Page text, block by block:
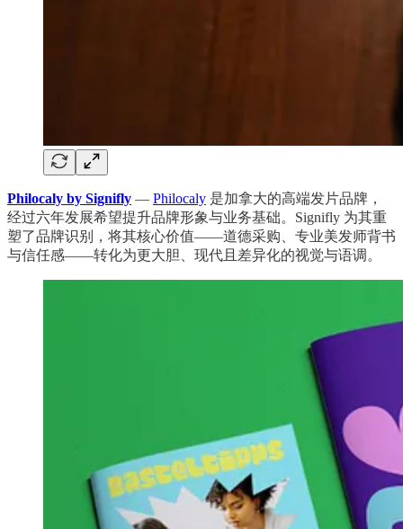
Philocaly by Signifly — Philocaly 是加拿大的高端发片品牌，
经过六年发展希望提升品牌形象与业务基础。Signifly 为其重
塑了品牌识别，将其核心价值——道德采购、专业美发师背书
与信任感——转化为更大胆、现代且差异化的视觉与语调。